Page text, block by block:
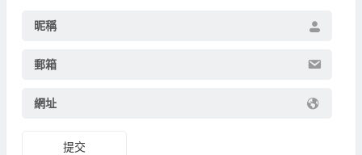
昵稱
郵箱
網址